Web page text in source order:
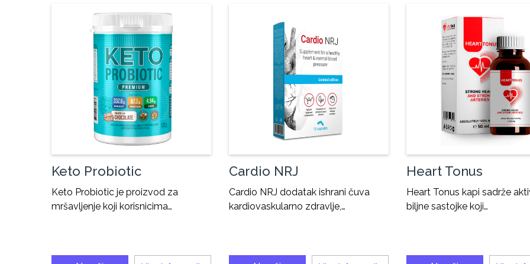
Keto Probiotic
Keto Probiotic je proizvod za
mršavljenje koji korisnicima…
Cardio NRJ
Cardio NRJ dodatak ishrani čuva
kardiovaskularno zdravlje,…
Heart Tonus
Heart Tonus kapi sadrže
biljne sastojke koji…